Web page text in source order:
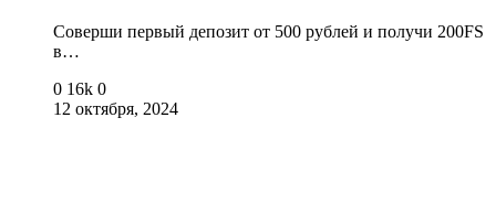
Соверши первый депозит от 500 рублей и получи 200FS
в…
0 16k 0
12 октября, 2024